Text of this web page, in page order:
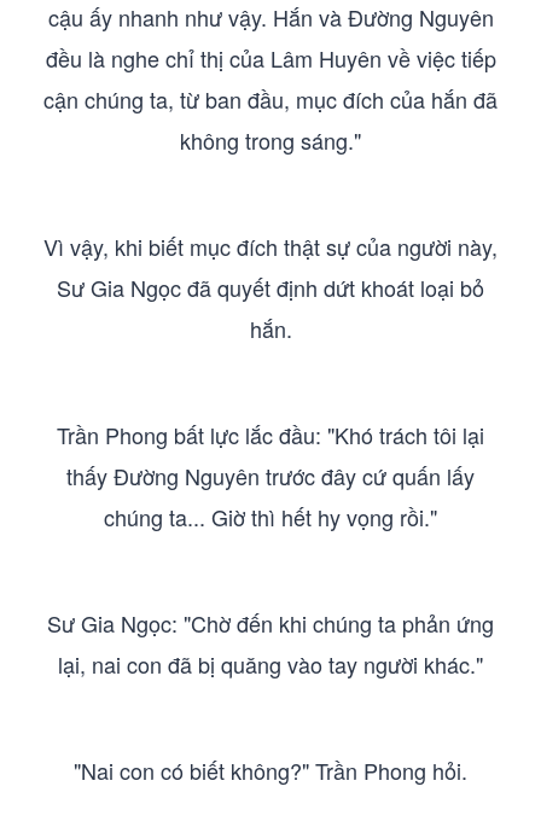
cậu ấy nhanh như vậy. Hắn và Đường Nguyên
đều là nghe chỉ thị của Lâm Huyên về việc tiếp
cận chúng ta, từ ban đầu, mục đích của hắn đã
không trong sáng."
Vì vậy, khi biết mục đích thật sự của người này,
Sư Gia Ngọc đã quyết định dứt khoát loại bỏ
hắn.
Trần Phong bất lực lắc đầu: "Khó trách tôi lại
thấy Đường Nguyên trước đây cứ quấn lấy
chúng ta... Giờ thì hết hy vọng rồi."
Sư Gia Ngọc: "Chờ đến khi chúng ta phản ứng
lại, nai con đã bị quăng vào tay người khác."
"Nai con có biết không?" Trần Phong hỏi.